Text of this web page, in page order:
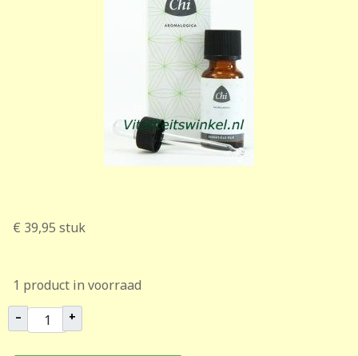
€ 39,95 stuk
1 product in voorraad
– +